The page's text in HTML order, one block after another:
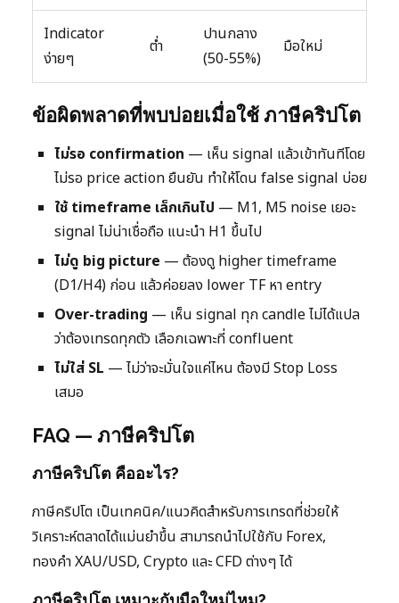
Indicator
ง่ายๆ
ต่ำ
ปานกลาง
(50-55%)
มือใหม่
ข้อผิดพลาดที่พบบ่อยเมื่อใช้ ภาษีคริปโต
ไม่รอ confirmation — เห็น signal แล้วเข้าทันทีโดย
ไม่รอ price action ยืนยัน ทำให้โดน false signal บ่อย
ใช้ timeframe เล็กเกินไป — M1, M5 noise เยอะ
signal ไม่น่าเชื่อถือ แนะนำ H1 ขึ้นไป
ไม่ดู big picture — ต้องดู higher timeframe
(D1/H4) ก่อน แล้วค่อยลง lower TF หา entry
Over-trading — เห็น signal ทุก candle ไม่ได้แปล
ว่าต้องเทรดทุกตัว เลือกเฉพาะที่ confluent
ไม่ใส่ SL — ไม่ว่าจะมั่นใจแค่ไหน ต้องมี Stop Loss
เสมอ
FAQ — ภาษีคริปโต
ภาษีคริปโต คืออะไร?
ภาษีคริปโต เป็นเทคนิค/แนวคิดสำหรับการเทรดที่ช่วยให้
วิเคราะห์ตลาดได้แม่นยำขึ้น สามารถนำไปใช้กับ Forex,
ทองคำ XAU/USD, Crypto และ CFD ต่างๆ ได้